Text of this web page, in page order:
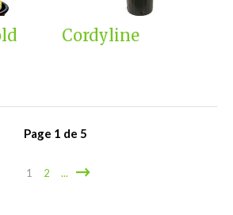
Cordyline
Page 1 de 5
1 2 ...